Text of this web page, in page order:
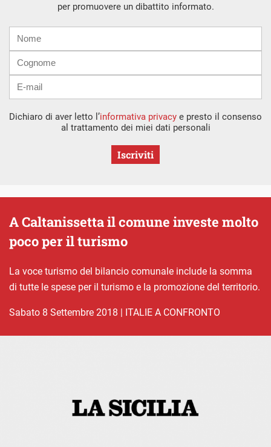
per promuovere un dibattito informato.
mail
Dichiaro di aver letto l’informativa privacy e presto il consenso
al trattamento dei miei dati personali
Iscriviti
A Caltanissetta il comune investe molto
poco per il turismo
La voce turismo del bilancio comunale include la somma
di tutte le spese per il turismo e la promozione del territorio.
sabato 8 Settembre 2018 | ITALIE A CONFRONTO